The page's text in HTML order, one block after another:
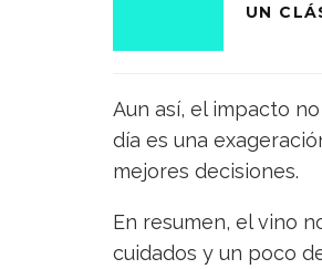
UN
Aun así, el impacto
día es una
mejores decisiones.
En resumen, el vino
cuidados y un poco